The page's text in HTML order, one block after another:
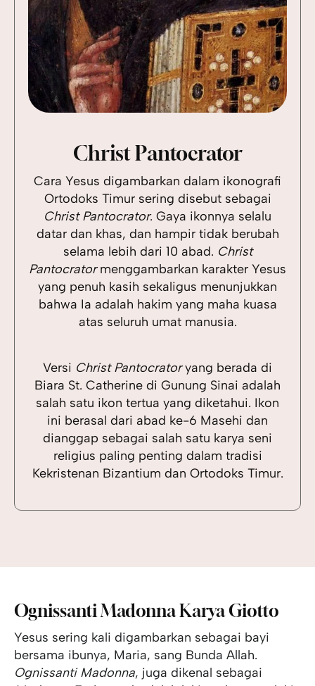
Christ Pantocrator
Cara Yesus digambarkan dalam ikonografi
Ortodoks Timur sering disebut sebagai
Christ Pantocrator. Gaya ikonnya selalu
datar dan khas, dan hampir tidak berubah
selama lebih dari 10 abad. Christ
Pantocratormenggambarkan karakter Yesus
yang penuh kasih sekaligus menunjukkan
bahwa Ia adalah hakim yang maha kuasa
atas seluruh umat manusia.
Versi Christ Pantocratoryang berada di
Biara St. Catherine di Gunung Sinai adalah
salah satu ikon tertua yang diketahui. Ikon
ini berasal dari abad ke-6 Masehi dan
dianggap sebagai salah satu karya seni
religius paling penting dalam tradisi
Kekristenan Bizantium dan Ortodoks Timur.
Ognissanti Madonna Karya Giotto
Yesus sering kali digambarkan sebagai bayi
bersama ibunya, Maria, sang Bunda Allah.
Ognissanti Madonna, juga dikenal sebagai